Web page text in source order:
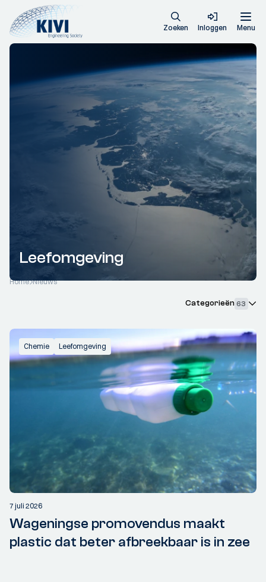
Zoeken Inloggen Menu
Leefomgeving
Home Nieuws
Categorieën 63
7 juli 2026
Wageningse promovendus maakt
plastic dat beter afbreekbaar is in zee
Chemie Leefomgeving